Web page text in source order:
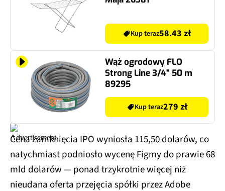
Kup teraz58.43 zł
Wąż ogrodowy FLO
Strong Line 3/4" 50 m
89295
Kup teraz279 zł
Cena zamknięcia IPO wyniosła 115,50 dolarów, co
natychmiast podniosło wycenę Figmy do prawie 68
mld dolarów — ponad trzykrotnie więcej niż
nieudana oferta przejęcia spółki przez Adobe